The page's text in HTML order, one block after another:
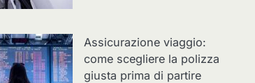
Assicurazione viaggio:
come scegliere la polizza
giusta prima di partire